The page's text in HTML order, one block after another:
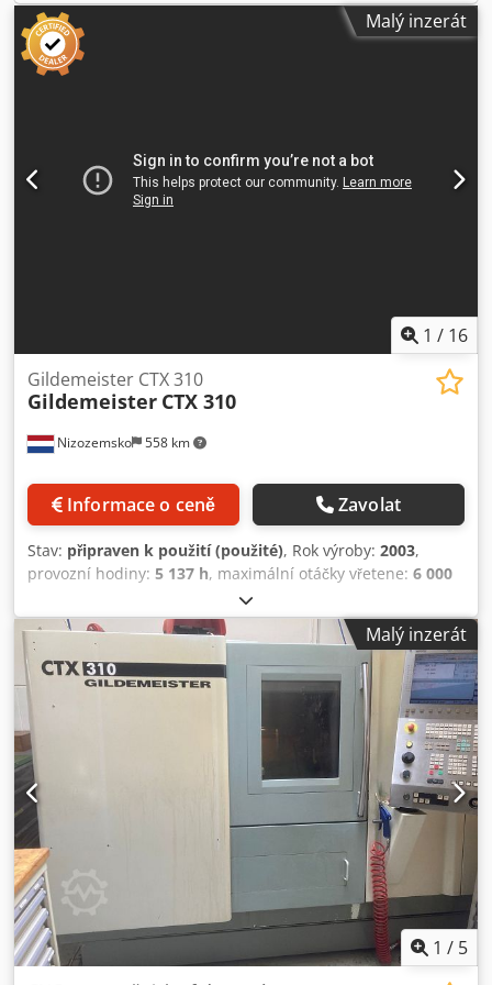
možná. Dodpfjv Dkb Isx Apyeck
Malý inzerát
1 / 16
Nizozemsko 558 km
Gildemeister CTX 310
Gildemeister CTX 310
Informace o ceně Zavolat
Stav: připraven k použití (použité), Rok výroby: 2003,
provozní hodiny: 5 137 h, maximální otáčky vřetene: 6 000
, pojezdová dráha osy X:
mm, výkon vřetenového motoru:12 000 W, celková výška:
1 730 mm
, celková šířka:1 563 mm, celková hmotnost:
3 500 kg, výrobce řídicích jednotek:SIEMENS , model
regulátoru:Sinumerik 840D powerline, maximální délka
produktu:
, Tento tříosý stroj
Gildemeister CTX 310 byl vyroben v roce 2003. Má
maximální průměr soustružení 246 mm a délku
soustružení 445 mm. Stroj je vybaven vřetenem o výkonu
12 kW a maximálními otáčkami vřetena 6000 ot/min. Pokud
chcete získat kvalitní soustružnické schopnosti, zvažte
horizontální soustruh Gildemeister CTX 310, který máme
na prodej. Kontaktujte nás pro další podrobnosti. •
Dostupnost: 2 jednotky k dispozici • Vřeteno • Nos: FL 140
h5 • Maximální točivý moment: 115 Nm (153 Nm při 40%
S6) • Bore: 69 mm Dedpfeympcaox Apysck • Průměr
sklíčidla: 170 mm (volitelně 210 mm) • Kapacita tyče: Ø 50
Malý inzerát
1 / 5